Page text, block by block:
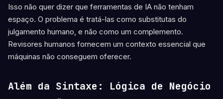
Isso não quer dizer que ferramentas de IA não tenham
espaço. O problema é tratá-las como substitutas do
julgamento humano, e não como um complemento.
Revisores humanos fornecem um contexto essencial que
máquinas não conseguem oferecer.
Além da Sintaxe: Lógica de Negócio